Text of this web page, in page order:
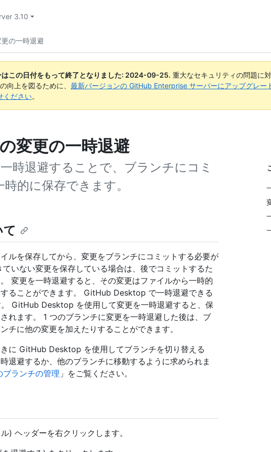
3.10
更の一時退避
この日付をもって終了となりました: 2024-09-25. 重大なセキュリティの問題に
向上を図るために、 最新バージョンの GitHub Enterprise サーバーにアップグレー
ください。
変更の一時退避
時退避することで、ブランチにコミ
的に保存できます。
ルを保存してから、変更をブランチにコミットする必要が
いない変更を保存している場合は、後でコミットするた
変更を一時退避すると、その変更はファイルから一時的
ることができます。 GitHub Desktop で一時退避できる
GitHub Desktop を使用して変更を一時退避すると、保
れます。 1 つのブランチに変更を一時退避した後は、ブ
チに他の変更を加えたりすることができます。
に GitHub Desktop を使用してブランチを切り替える
避するか、他のブランチに移動するように求められま
ランチの管理 」をご覧ください。
) ヘッダーを右クリックします。